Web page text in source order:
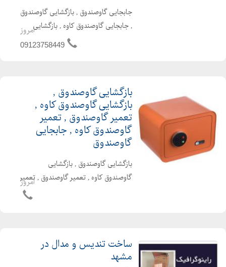
جابجایی گاوصندوق , بازگشایی گاوصندوق
, جابجایی گاوصندوق کاوه , بازگشایی
گاوصندوق کاوه , کلیه خدمات تخصصی
امروز
09123758449
بازگشایی گاوصندوق ,
بازگشایی گاوصندوق کاوه ,
تعمیر گاوصندوق , تعمیر
گاوصندوق کاوه , جابجایی
گاوصندوق
بازگشایی گاوصندوق , بازگشایی
گاوصندوق کاوه , تعمیر گاوصندوق , تعمیر
امروز
ساخت تندیس و مدال در
مشهد